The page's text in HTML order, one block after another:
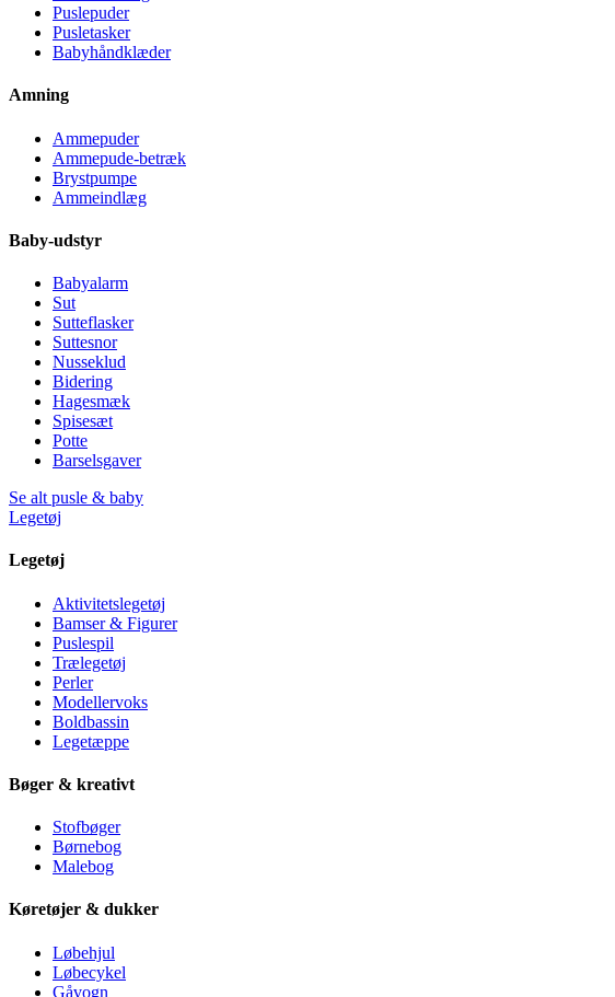
Puslepuder
Pusletasker
Babyhåndklæder
Amning
Ammepuder
Ammepude-betræk
Brystpumpe
Ammeindlæg
Baby-udstyr
Babyalarm
Sut
Sutteflasker
Suttesnor
Nusseklud
Bidering
Hagesmæk
Spisesæt
Potte
Barselsgaver
Se alt pusle & baby
Legetøj
Legetøj
Aktivitetslegetøj
Bamser & Figurer
Puslespil
Trælegetøj
Perler
Modellervoks
Boldbassin
Legetæppe
Bøger & kreativt
Stofbøger
Børnebog
Malebog
Køretøjer & dukker
Løbehjul
Løbecykel
Gåvogn